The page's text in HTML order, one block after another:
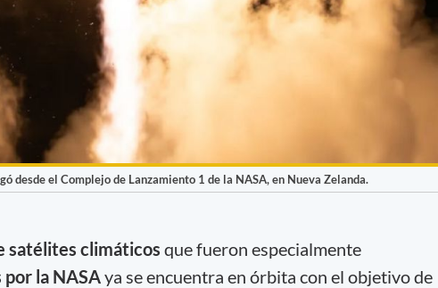
desde el Complejo de Lanzamiento 1 de la NASA, en Nueva Zelanda.
satélites climáticos que fueron especialmente
la NASAya se encuentra en órbita con el objetivo de